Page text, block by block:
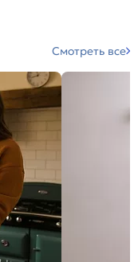
Смотреть все